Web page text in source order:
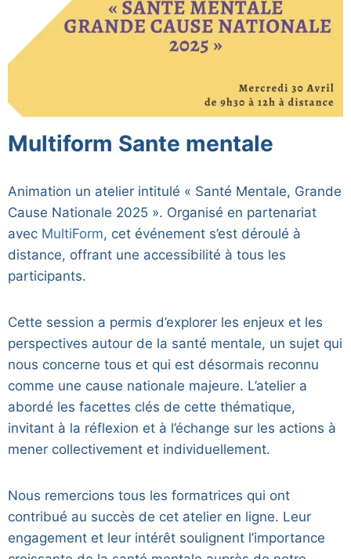
Multiform Sante mentale
Animation un atelier intitulé « Santé Mentale, Grande
Cause Nationale 2025 ». Organisé en partenariat
avec MultiForm, cet événement s’est déroulé à
distance, offrant une accessibilité à tous les
participants.
Cette session a permis d’explorer les enjeux et les
perspectives autour de la santé mentale, un sujet qui
nous concerne tous et qui est désormais reconnu
comme une cause nationale majeure. L’atelier a
abordé les facettes clés de cette thématique,
invitant à la réflexion et à l’échange sur les actions à
mener collectivement et individuellement.
Nous remercions tous les formatrices qui ont
contribué au succès de cet atelier en ligne. Leur
engagement et leur intérêt soulignent l’importance